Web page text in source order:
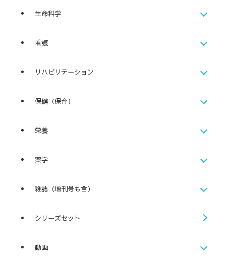
生命科学
看護
リハビリテーション
保健（保育）
栄養
薬学
雑誌（増刊号も含）
シリーズセット
動画